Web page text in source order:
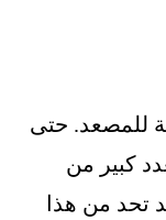
للمصعد. حتى
كبير من
تحد من هذا